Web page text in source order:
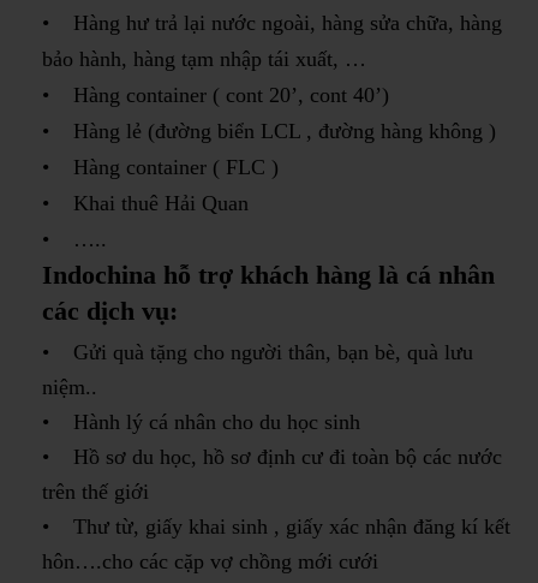
• Hàng hư trả lại nước ngoài, hàng sửa chữa, hàng
bảo hành, hàng tạm nhập tái xuất, …
• Hàng container ( cont 20’, cont 40’)
• Hàng lẻ (đường biển LCL , đường hàng không )
• Hàng container ( FLC )
• Khai thuê Hải Quan
• …..
Indochina hỗ trợ khách hàng là cá nhân
các dịch vụ:
• Gửi quà tặng cho người thân, bạn bè, quà lưu
niệm..
• Hành lý cá nhân cho du học sinh
• Hồ sơ du học, hồ sơ định cư đi toàn bộ các nước
trên thế giới
• Thư từ, giấy khai sinh , giấy xác nhận đăng kí kết
hôn….cho các cặp vợ chồng mới cưới